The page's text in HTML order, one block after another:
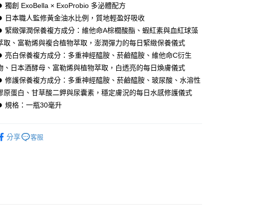
Pay
口支付
付款
運送方式
家取貨付款
筆NT$60，滿NT$3,000(含以上)免運費
每筆NT$60，滿NT$3,000(含以上)免運費
獨創 ExoBella × ExoProbio 多泌體配方
日本職人監修黃金油水比例，質地輕盈好吸收
緊緻彈潤保養複方成分：維他命A棕櫚酸酯、蝦紅素與血紅球藻
取、富勒烯與複合植物萃取，澎潤彈力的每日緊緻保養儀式
亮白保養複方成分：多重神經醯胺、菸鹼醯胺、維他命C衍生
、日本酒酵母、富勒烯與植物萃取，白透亮的每日煥膚儀式
修護保養複方成分：多重神經醯胺、菸鹼醯胺、玻尿酸、水溶性
原蛋白、甘草酸二鉀與尿囊素，穩定膚況的每日水感修護儀式
規格：一瓶30毫升
分享 客服